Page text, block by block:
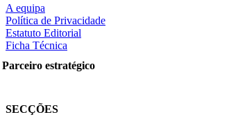
nas redes sociais:
A equipa
Política de Privacidade
Estatuto Editorial
Ficha Técnica
Parceiro estratégico
SECÇÕES